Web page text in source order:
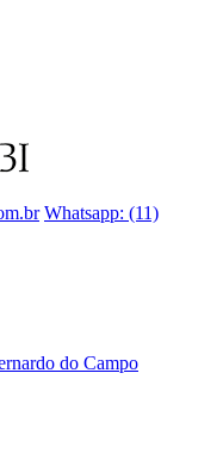
Whatsapp: (11)
do Campo